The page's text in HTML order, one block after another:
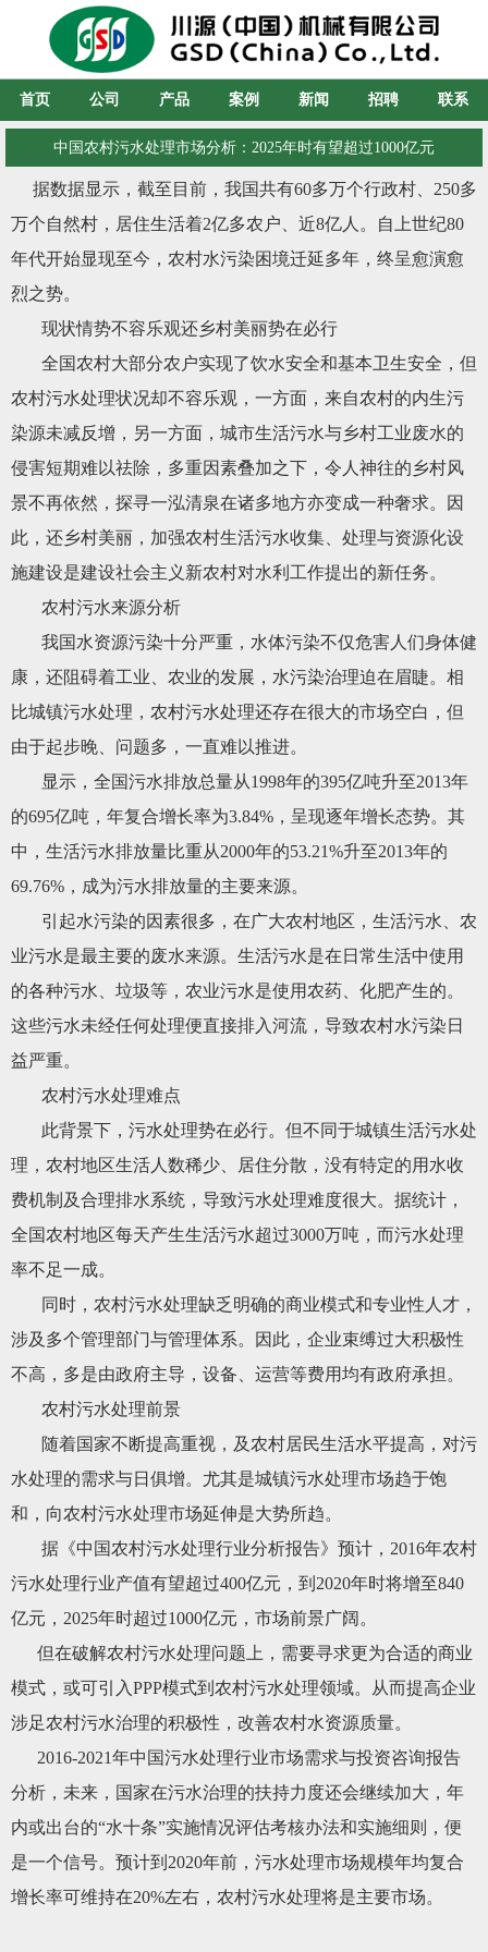
首页 公司 产品 案例 新闻 招聘 联系
中国农村污水处理市场分析：2025年时有望超过1000亿元
据数据显示，截至目前，我国共有60多万个行政村、250多
万个自然村，居住生活着2亿多农户、近8亿人。自上世纪80
年代开始显现至今，农村水污染困境迁延多年，终呈愈演愈
烈之势。
现状情势不容乐观还乡村美丽势在必行
全国农村大部分农户实现了饮水安全和基本卫生安全，但
农村污水处理状况却不容乐观，一方面，来自农村的内生污
染源未减反增，另一方面，城市生活污水与乡村工业废水的
侵害短期难以祛除，多重因素叠加之下，令人神往的乡村风
景不再依然，探寻一泓清泉在诸多地方亦变成一种奢求。因
此，还乡村美丽，加强农村生活污水收集、处理与资源化设
施建设是建设社会主义新农村对水利工作提出的新任务。
农村污水来源分析
我国水资源污染十分严重，水体污染不仅危害人们身体健
康，还阻碍着工业、农业的发展，水污染治理迫在眉睫。相
比城镇污水处理，农村污水处理还存在很大的市场空白，但
由于起步晚、问题多，一直难以推进。
显示，全国污水排放总量从1998年的395亿吨升至2013年
的695亿吨，年复合增长率为3.84%，呈现逐年增长态势。其
中，生活污水排放量比重从2000年的53.21%升至2013年的
69.76%，成为污水排放量的主要来源。
引起水污染的因素很多，在广大农村地区，生活污水、农
业污水是最主要的废水来源。生活污水是在日常生活中使用
的各种污水、垃圾等，农业污水是使用农药、化肥产生的。
这些污水未经任何处理便直接排入河流，导致农村水污染日
益严重。
农村污水处理难点
此背景下，污水处理势在必行。但不同于城镇生活污水处
理，农村地区生活人数稀少、居住分散，没有特定的用水收
费机制及合理排水系统，导致污水处理难度很大。据统计，
全国农村地区每天产生生活污水超过3000万吨，而污水处理
率不足一成。
同时，农村污水处理缺乏明确的商业模式和专业性人才，
涉及多个管理部门与管理体系。因此，企业束缚过大积极性
不高，多是由政府主导，设备、运营等费用均有政府承担。
农村污水处理前景
随着国家不断提高重视，及农村居民生活水平提高，对污
水处理的需求与日俱增。尤其是城镇污水处理市场趋于饱
和，向农村污水处理市场延伸是大势所趋。
据《中国农村污水处理行业分析报告》预计，2016年农村
污水处理行业产值有望超过400亿元，到2020年时将增至840
亿元，2025年时超过1000亿元，市场前景广阔。
但在破解农村污水处理问题上，需要寻求更为合适的商业
模式，或可引入PPP模式到农村污水处理领域。从而提高企业
涉足农村污水治理的积极性，改善农村水资源质量。
2016-2021年中国污水处理行业市场需求与投资咨询报告
分析，未来，国家在污水治理的扶持力度还会继续加大，年
内或出台的“水十条”实施情况评估考核办法和实施细则，便
是一个信号。预计到2020年前，污水处理市场规模年均复合
增长率可维持在20%左右，农村污水处理将是主要市场。